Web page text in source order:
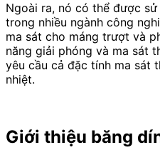
Ngoài ra, nó có thể được
trong nhiều ngành công
ma sát cho máng trượt và
năng giải phóng và ma sát
yêu cầu cả đặc tính ma sát
nhiệt.
Giới thiệu băng